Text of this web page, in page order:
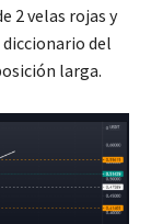
2 velas rojas y
del
larga.